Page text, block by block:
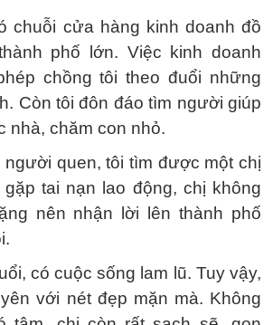
chuỗi cửa hàng kinh doanh đồ
phố lớn. Việc kinh doanh
chồng tôi theo đuổi những
Còn tôi đôn đáo tìm người giúp
nhà, chăm con nhỏ.
người quen, tôi tìm được một chị
tai nạn lao động, chị không
nên nhận lời lên thành phố
có cuộc sống lam lũ. Tuy vậy,
với nét đẹp mặn mà. Không